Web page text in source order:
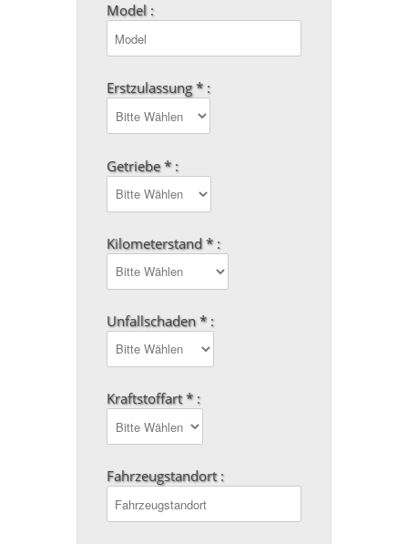
Model :
Erstzulassung * :
Getriebe * :
Kilometerstand * :
Unfallschaden * :
Kraftstoffart * :
Fahrzeugstandort :